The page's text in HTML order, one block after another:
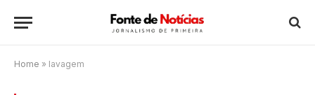
Home » lavagem